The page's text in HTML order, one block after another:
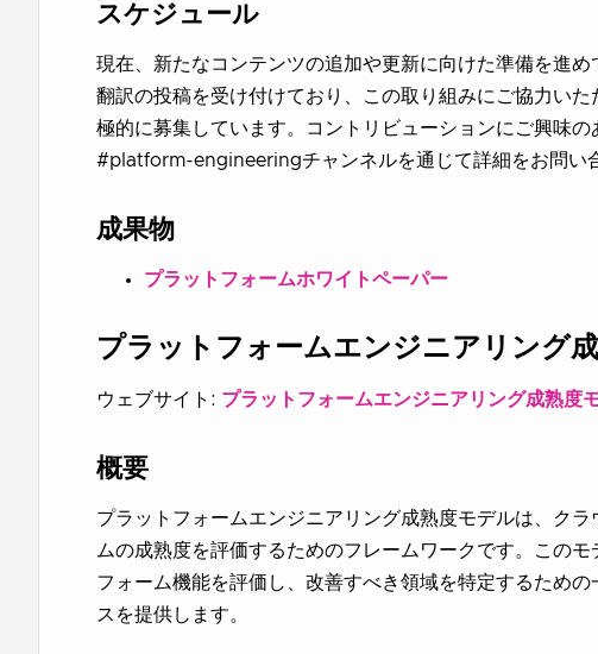
スケジュール
現在、新たなコンテンツの追加や更新に向けた準備を進め
翻訳の投稿を受け付けており、この取り組みにご協力い
極的に募集しています。コントリビューションにご興味
#platform-engineeringチャンネルを通じて詳細をお問い
成果物
プラットフォームホワイトペーパー
プラットフォームエンジニアリング
ウェブサイト: プラットフォームエンジニアリング成熟度
概要
プラットフォームエンジニアリング成熟度モデルは、ク
ムの成熟度を評価するためのフレームワークです。この
フォーム機能を評価し、改善すべき領域を特定するため
スを提供します。